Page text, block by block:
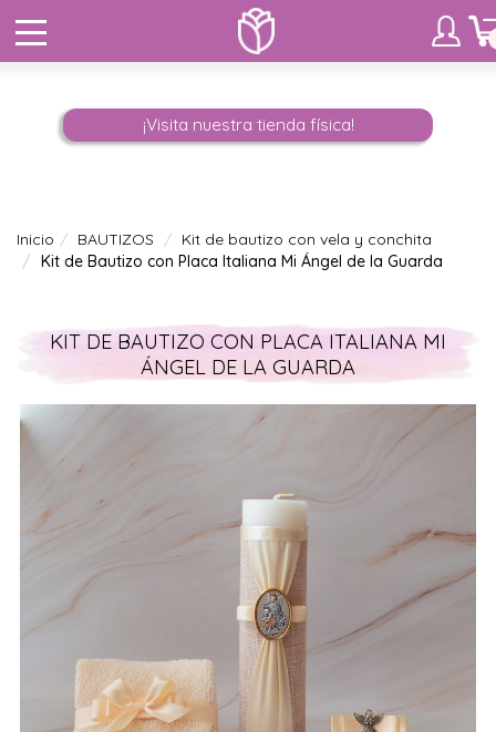
¡Visita nuestra tienda física!
Inicio BAUTIZOS
Kit de bautizo con vela y conchita
Kit de Bautizo con Placa Italiana Mi Ángel de la Guarda
KIT DE BAUTIZO CON PLACA ITALIANA MI
ÁNGEL DE LA GUARDA